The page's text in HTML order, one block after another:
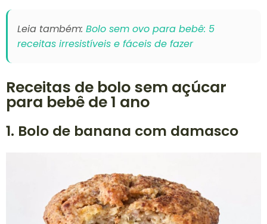
Leia também: Bolo sem ovo para bebê: 5
receitas irresistíveis e fáceis de fazer
Receitas de bolo sem açúcar
para bebê de 1 ano
1. Bolo de banana com damasco